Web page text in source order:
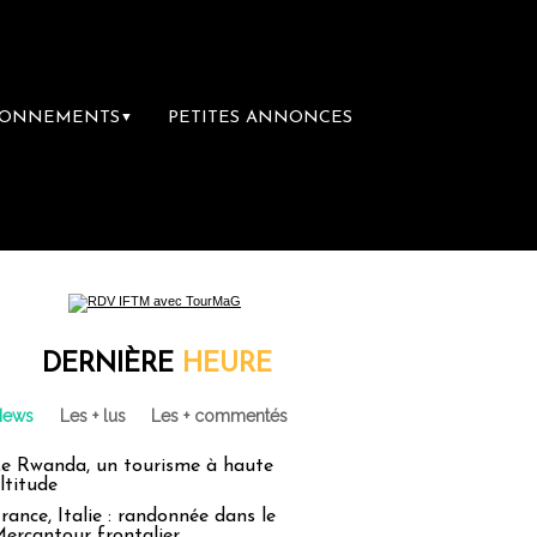
▼ PETITES ANNONCES
DERNIÈRE HEURE
Les + lus Les + commentés
Rwanda, un tourisme à haute
Italie : randonnée dans le